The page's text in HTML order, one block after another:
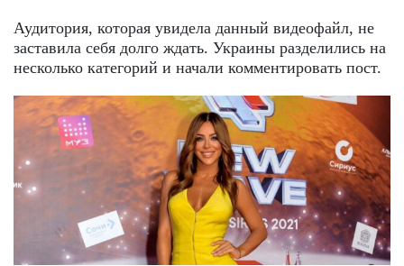
Аудитория, которая увидела данный видеофайл, не
заставила себя долго ждать. Украины разделились на
несколько категорий и начали комментировать пост.